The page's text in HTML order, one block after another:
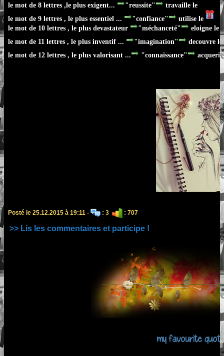
le mot de 8 lettres ,le plus exigent...
"reussite"
travaille le
le mot de 9 lettres , le plus essentiel ...
"confiance"
utilise le
le mot de 10 lettres , le plus devastateur
"méchanceté"
eloigne le
le mot de 11 lettres , le plus inventif ...
"imagination"
decouvre le
le mot de 12 lettres , le plus valorisant ...
"connaissance" acqueris
Posté le 25.12.2015 à 19:11 - : 3 : 707
>> Lis les commentaires et participe !
my favourite